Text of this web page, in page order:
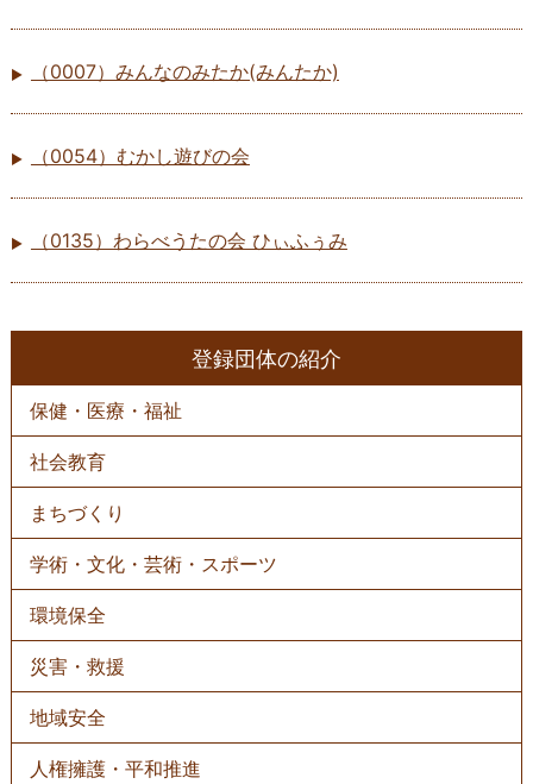
（0007）みんなのみたか(みんたか)
（0054）むかし遊びの会
（0135）わらべうたの会 ひぃふぅみ
登録団体の紹介
保健・医療・福祉
社会教育
まちづくり
学術・文化・芸術・スポーツ
環境保全
災害・救援
地域安全
人権擁護・平和推進